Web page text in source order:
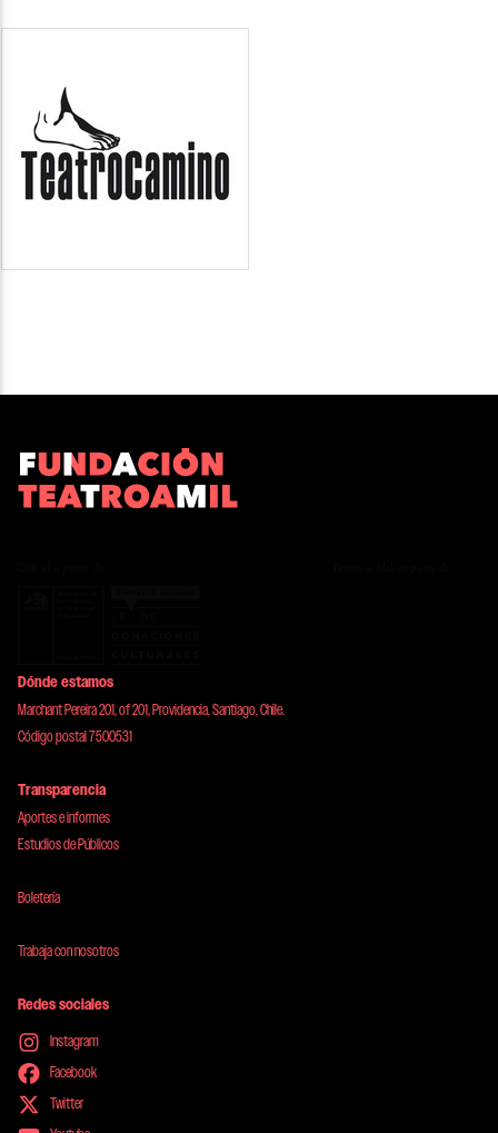
Dónde estamos
Marchant Pereira 201, of 201, Providencia, Santiago, Chile.
Código postal 7500531
Transparencia
Aportes e informes
Estudios de Públicos
Boletería
Trabaja con nosotros
Redes sociales
Instagram
Facebook
Twitter